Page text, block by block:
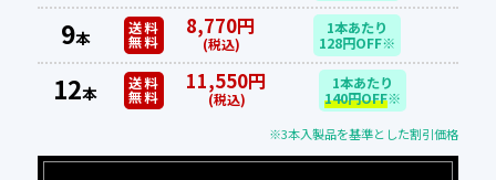
9本 送料
無料
8,770円
(税込)
1本あたり
128円OFF※
12本 送料
無料
11,550円
(税込)
1本あたり
140円OFF※
※3本入製品を基準とした割引価格